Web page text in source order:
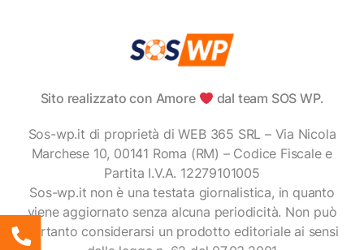
Sito realizzato con Amore dal team SOS WP.
Sos-wp.it di proprietà di WEB 365 SRL – Via Nicola
Marchese 10, 00141 Roma (RM) – Codice Fiscale e
Partita I.V.A. 12279101005
Sos-wp.it non è una testata giornalistica, in quanto
viene aggiornato senza alcuna periodicità. Non può
pertanto considerarsi un prodotto editoriale ai sensi